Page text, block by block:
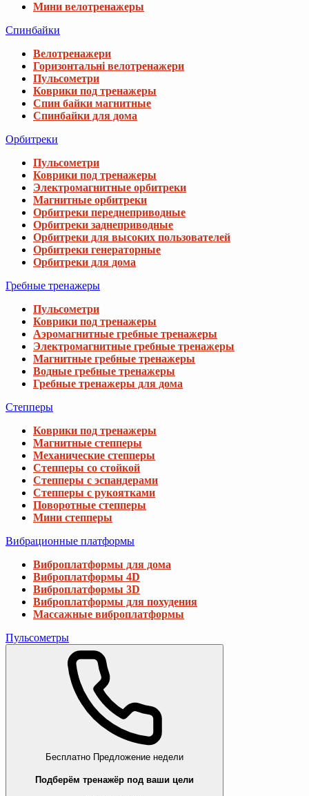
Мини велотренажеры
Спинбайки
Велотренажери
Горизонтальні велотренажери
Пульсометри
Коврики под тренажеры
Спин байки магнитные
Спинбайки для дома
Орбитреки
Пульсометри
Коврики под тренажеры
Электромагнитные орбитреки
Магнитные орбитреки
Орбитреки переднеприводные
Орбитреки заднеприводные
Орбитреки для высоких пользователей
Орбитреки генераторные
Орбитреки для дома
Гребные тренажеры
Пульсометри
Коврики под тренажеры
Аэромагнитные гребные тренажеры
Электромагнитные гребные тренажеры
Магнитные гребные тренажеры
Водные гребные тренажеры
Гребные тренажеры для дома
Степперы
Коврики под тренажеры
Магнитные степперы
Механические степперы
Степперы со стойкой
Степперы с эспандерами
Степперы с рукоятками
Поворотные степперы
Мини степперы
Вибрационные платформы
Виброплатформы для дома
Виброплатформы 4D
Виброплатформы 3D
Виброплатформы для похудения
Массажные виброплатформы
Пульсометры
Бесплатно Предложение недели
Подберём тренажёр под ваши цели